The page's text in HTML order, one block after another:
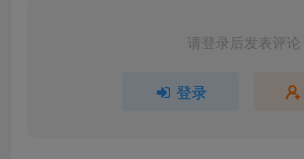
请登录后发表评论
登录